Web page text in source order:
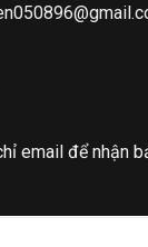
email để nhận